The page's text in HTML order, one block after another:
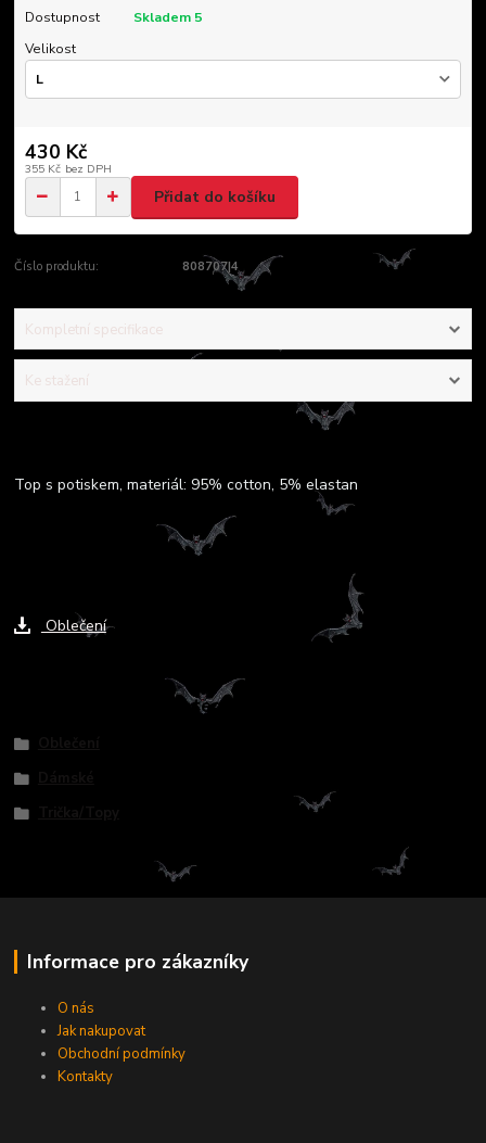
Dostupnost
Skladem 5
Velikost
430 Kč
355 Kč bez DPH
Přidat do košíku
Číslo produktu: 808707|4
Kompletní specifikace
Ke stažení
Top s potiskem, materiál: 95% cotton, 5% elastan
Oblečení
Zboží zařazeno v kategoriích
Informace pro zákazníky
O nás
Jak nakupovat
Obchodní podmínky
Kontakty